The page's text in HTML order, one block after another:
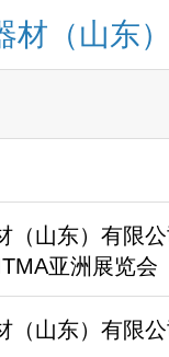
材（山东
（山东）有限
亚洲展览会
（山东）有限